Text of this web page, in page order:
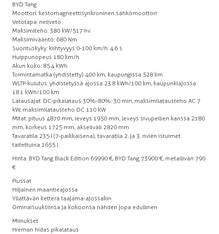
BYD Tang
Moottori: kestomagneettisynkroninen sähkömoottori
Vetotapa: neliveto
Maksimiteho: 380 kW/517 hv
Maksimivääntö: 680 Nm
Suorituskyky: kiihtyvyys 0-100 km/h: 4.6 s
Huippunopeus 180 km/h
Akun koko: 85.4 kWh
Toimintamatka (yhdistetty) 400 km, kaupungissa 528 km
WLTP-kulutus: yhdistetyssä ajossa 23.8 kWh/100 km, kaupunkiajossa
18.1 kWh/100 km
Latausajat: DC-pikalataus 30%-80%: 30 min, maksimilatausteho AC 7
kW, maksimilatausteho DC 110 kW
Mitat: pituus 4870 mm, leveys 1950 mm, leveys sivupeilien kanssa 2180
mm, korkeus 1725 mm, akseliväli 2820 mm
Tavaratila 235 l (7-paikkaisena), tavaratila 2. ja 3. rivien istuimet
taitettuina 1655 l
Hinta: BYD Tang Black Edition 69 990 €, BYD Tang 73 900 €, metalliväri 790
€
Plussat
Hiljainen maantieajossa
Yllättävän ketterä taajama-ajossakin
Ominaisuuksiinsa ja kokoonsa nähden jopa edullinen
Miinukset
Hieman hidas pikalataus